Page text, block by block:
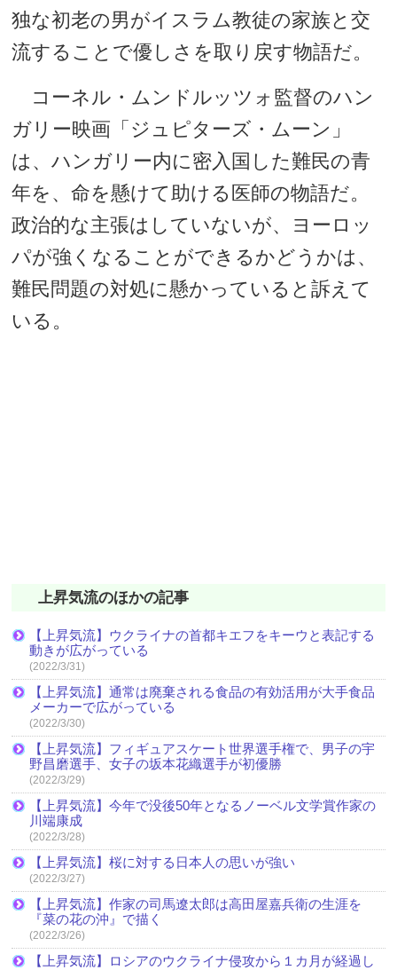
独な初老の男がイスラム教徒の家族と交
流することで優しさを取り戻す物語だ。
コーネル・ムンドルッツォ監督のハン
ガリー映画「ジュピターズ・ムーン」
は、ハンガリー内に密入国した難民の青
年を、命を懸けて助ける医師の物語だ。
政治的な主張はしていないが、ヨーロッ
パが強くなることができるかどうかは、
難民問題の対処に懸かっていると訴えて
いる。
上昇気流のほかの記事
【上昇気流】ウクライナの首都キエフをキーウと表記する
動きが広がっている
(2022/3/31)
【上昇気流】通常は廃棄される食品の有効活用が大手食品
メーカーで広がっている
(2022/3/30)
【上昇気流】フィギュアスケート世界選手権で、男子の宇
野昌磨選手、女子の坂本花織選手が初優勝
(2022/3/29)
【上昇気流】今年で没後50年となるノーベル文学賞作家の
川端康成
(2022/3/28)
【上昇気流】桜に対する日本人の思いが強い
(2022/3/27)
【上昇気流】作家の司馬遼太郎は高田屋嘉兵衛の生涯を
『菜の花の沖』で描く
(2022/3/26)
【上昇気流】ロシアのウクライナ侵攻から１カ月が経過し